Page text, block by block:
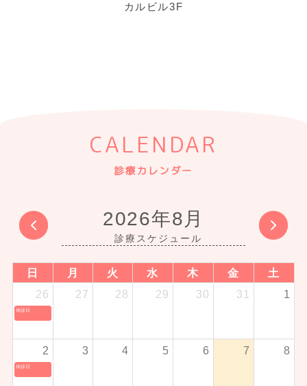
カルビル3F
CALENDAR
診療カレンダー
2026年8月
日 月 火 水 木 金
土
26
休診日
27 28 29 30 31 1
2
休診日
3 4 5 6 7 8